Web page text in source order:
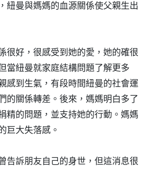
紐曼與媽媽的血源關係使父親生出
很好，很感受到她的愛，她的確很
當紐曼就家庭結構問題了解更多
感到生氣，有段時間紐曼的社會運
的關係轉差。後來，媽媽明白多了
精的問題，並支持她的行動。媽媽
巨大失落感。
告訴朋友自己的身世，但這消息很